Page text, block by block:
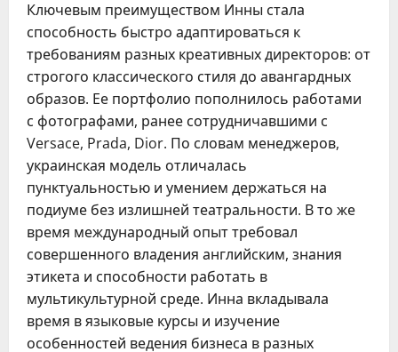
Ключевым преимуществом Инны стала
способность быстро адаптироваться к
требованиям разных креативных директоров: от
строгого классического стиля до авангардных
образов. Ее портфолио пополнилось работами
с фотографами, ранее сотрудничавшими с
Versace, Prada, Dior. По словам менеджеров,
украинская модель отличалась
пунктуальностью и умением держаться на
подиуме без излишней театральности. В то же
время международный опыт требовал
совершенного владения английским, знания
этикета и способности работать в
мультикультурной среде. Инна вкладывала
время в языковые курсы и изучение
особенностей ведения бизнеса в разных